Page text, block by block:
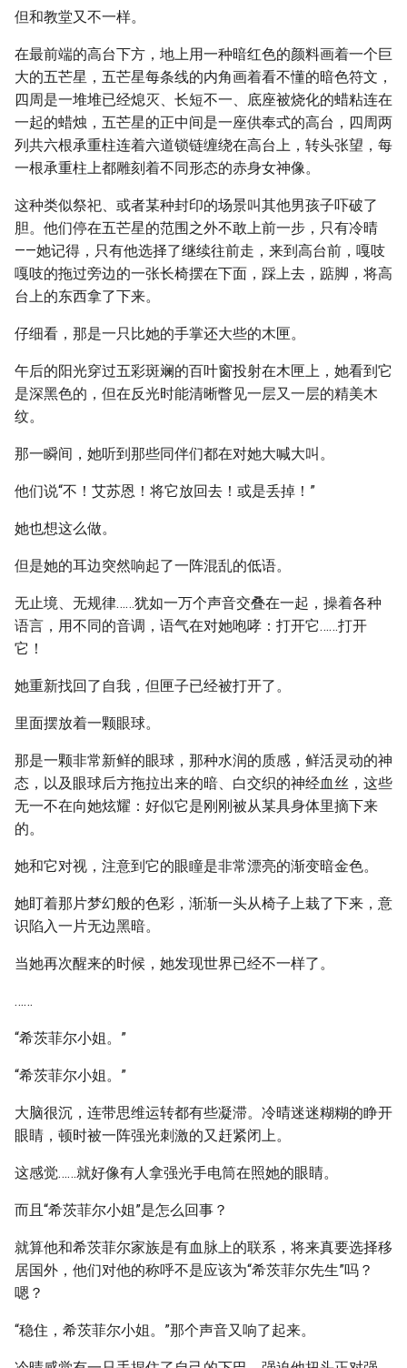
但和教堂又不一样。
在最前端的高台下方，地上用一种暗红色的颜料画着一个巨
大的五芒星，五芒星每条线的内角画着看不懂的暗色符文，
四周是一堆堆已经熄灭、长短不一、底座被烧化的蜡粘连在
一起的蜡烛，五芒星的正中间是一座供奉式的高台，四周两
列共六根承重柱连着六道锁链缠绕在高台上，转头张望，每
一根承重柱上都雕刻着不同形态的赤身女神像。
这种类似祭祀、或者某种封印的场景叫其他男孩子吓破了
胆。他们停在五芒星的范围之外不敢上前一步，只有冷晴
——她记得，只有他选择了继续往前走，来到高台前，嘎吱
嘎吱的拖过旁边的一张长椅摆在下面，踩上去，踮脚，将高
台上的东西拿了下来。
仔细看，那是一只比她的手掌还大些的木匣。
午后的阳光穿过五彩斑斓的百叶窗投射在木匣上，她看到它
是深黑色的，但在反光时能清晰瞥见一层又一层的精美木
纹。
那一瞬间，她听到那些同伴们都在对她大喊大叫。
他们说“不！艾苏恩！将它放回去！或是丢掉！”
她也想这么做。
但是她的耳边突然响起了一阵混乱的低语。
无止境、无规律……犹如一万个声音交叠在一起，操着各种
语言，用不同的音调，语气在对她咆哮：打开它……打开
它！
她重新找回了自我，但匣子已经被打开了。
里面摆放着一颗眼球。
那是一颗非常新鲜的眼球，那种水润的质感，鲜活灵动的神
态，以及眼球后方拖拉出来的暗、白交织的神经血丝，这些
无一不在向她炫耀：好似它是刚刚被从某具身体里摘下来
的。
她和它对视，注意到它的眼瞳是非常漂亮的渐变暗金色。
她盯着那片梦幻般的色彩，渐渐一头从椅子上栽了下来，意
识陷入一片无边黑暗。
当她再次醒来的时候，她发现世界已经不一样了。
……
“希茨菲尔小姐。”
“希茨菲尔小姐。”
大脑很沉，连带思维运转都有些凝滞。冷晴迷迷糊糊的睁开
眼睛，顿时被一阵强光刺激的又赶紧闭上。
这感觉……就好像有人拿强光手电筒在照她的眼睛。
而且“希茨菲尔小姐”是怎么回事？
就算他和希茨菲尔家族是有血脉上的联系，将来真要选择移
居国外，他们对他的称呼不是应该为“希茨菲尔先生”吗？
嗯？
“稳住，希茨菲尔小姐。”那个声音又响了起来。